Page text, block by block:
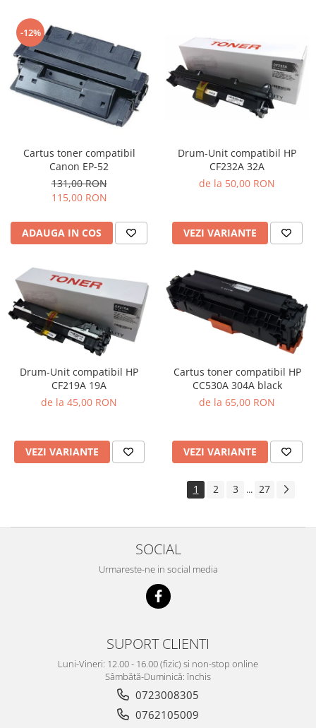
-12%
Cartus toner compatibil
Canon EP-52
131,00 RON
115,00 RON
ADAUGA IN COS
Drum-Unit compatibil HP
CF232A 32A
de la 50,00 RON
VEZI VARIANTE
Drum-Unit compatibil HP
CF219A 19A
de la 45,00 RON
VEZI VARIANTE
Cartus toner compatibil HP
CC530A 304A black
de la 65,00 RON
VEZI VARIANTE
1 2 3 ... 27
SOCIAL
Urmareste-ne in social media
SUPORT CLIENTI
Luni-Vineri: 12.00 - 16.00 (fizic) si non-stop online
Sâmbătă-Duminică: închis
0723008305
0762105009